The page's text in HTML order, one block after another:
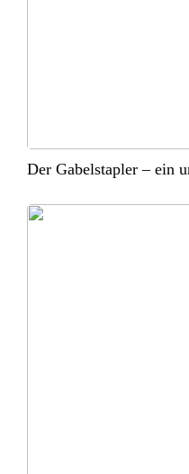
Der Gabelstapler – ein